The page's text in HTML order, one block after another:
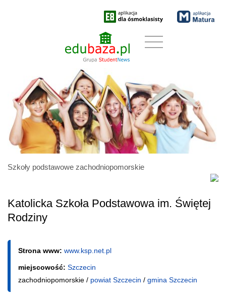
Szkoły podstawowe zachodniopomorskie
Katolicka Szkoła Podstawowa im. Świętej
Rodziny
Strona www: www.ksp.net.pl
miejscowość: Szczecin
zachodniopomorskie / powiat Szczecin / gmina Szczecin